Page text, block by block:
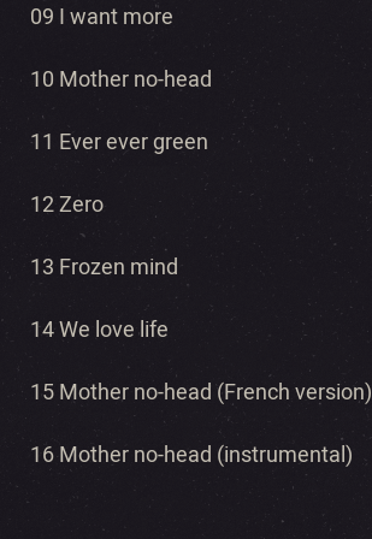
09 I want more
10 Mother no-head
11 Ever ever green
12 Zero
13 Frozen mind
14 We love life
15 Mother no-head (French version)
16 Mother no-head (instrumental)